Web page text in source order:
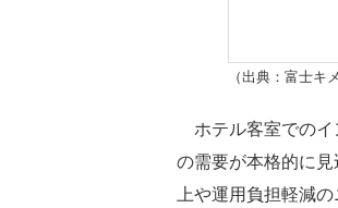
（出典：富士キ
ホテル客室でのイ
の需要が本格的に
上や運用負担軽減